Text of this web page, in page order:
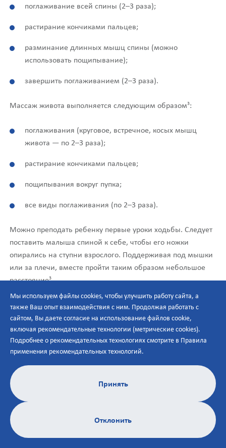
поглаживание всей спины (2–3 раза);
растирание кончиками пальцев;
разминание длинных мышц спины (можно
использовать пощипывание);
завершить поглаживанием (2–3 раза).
Массаж живота выполняется следующим образом3:
поглаживания (круговое, встречное, косых мышц
живота — по 2–3 раза);
растирание кончиками пальцев;
пощипывания вокруг пупка;
все виды поглаживания (по 2–3 раза).
Можно преподать ребенку первые уроки ходьбы. Следует
поставить малыша спиной к себе, чтобы его ножки
опирались на ступни взрослого. Поддерживая под мышки
или за плечи, вместе пройти таким образом небольшое
расстояние3.
В любом случае до начала выполнения массажа следует
проконсультироваться с лечащим врачом и обсудить
подходящие для вашего ребенка массажные приемы.
Будет нелишним обсуждать это на регулярных визитах к
педиатру. Возможно, ваш ребенок потребует
индивидуального подхода и выполнение массажа следует
доверить медицинскому работнику.
Выполняйте массаж, только если ребенок здоров и его
ничего не беспокоит. Малыш должен положительно
реагировать на выполнение массажа. Если массаж
неприятен, ребенок демонстрирует негативную или
Мы используем файлы cookies, чтобы улучшить работу сайта, а
также Ваш опыт взаимодействия с ним. Продолжая работать с
сайтом, Вы даете согласие на использование файлов cookie,
включая рекомендательные технологии (метрические cookies).
Подробнее о рекомендательных технологиях смотрите в Правила
применения рекомендательных технологий.
Принять
Отклонить